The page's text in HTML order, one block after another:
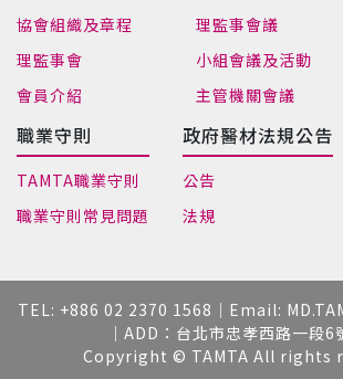
協會組織及章程
理監事會
會員介紹
理監事會議
小組會議及活動
主管機關會議
職業守則
TAMTA職業守則
職業守則常見問題
政府醫材法規公告
公告
法規
TEL: +886 02 2370 1568 ｜Email:
｜ADD：台北市忠孝西路一段6
Copyright © TAMTA All rights